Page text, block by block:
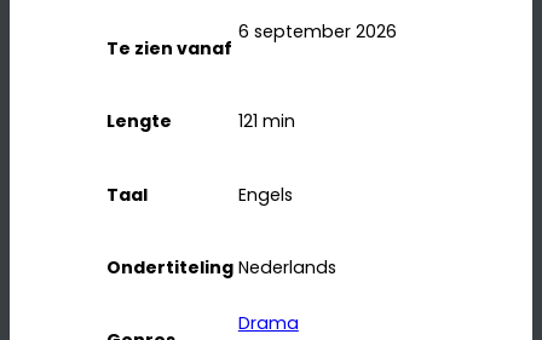
Te zien vanaf
6 september 2026
Lengte 121 min
Taal Engels
Ondertiteling Nederlands
Drama